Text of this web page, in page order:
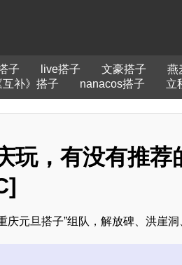
子 live搭子 文豪搭子 燕
互补》搭子
nanacos搭子 立
玩，有没有推荐
庆元旦搭子”组队，解放碑、洪崖